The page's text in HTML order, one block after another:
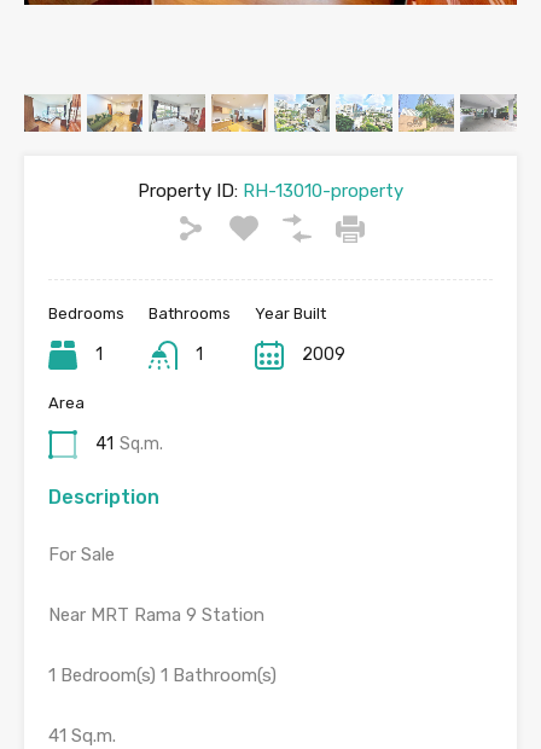
Property ID: RH-13010-property
Bedrooms
1
Bathrooms
1
Year Built
2009
Area
41 Sq.m.
Description
For Sale
Near MRT Rama 9 Station
1 Bedroom(s) 1 Bathroom(s)
41 Sq.m.